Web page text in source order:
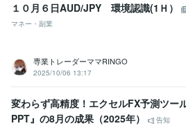
１０月６日AUD/JPY 環境認識(1Ｈ）
マネー・副業
専業トレーダーママRINGO
2025/10/06 13:17
変わらず高精度！エクセルFX予測ツー
PPT』の8月の成果（2025年）
告知